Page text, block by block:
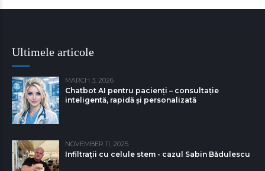
Ultimele articole
MARCH 3, 2026
Chatbot AI pentru pacienți – consultație
inteligentă, rapidă și personalizată
NOVEMBER 11, 2025
Infiltrații cu celule stem - cazul Sabin Bǎdulescu